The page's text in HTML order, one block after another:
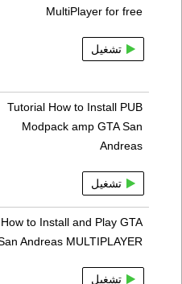
MultiPlayer for free
تشغيل
Tutorial How to Install PUB
Modpack amp GTA San
Andreas
تشغيل
How to Install and Play GTA
Andreas MULTIPLAYER
تشغيل